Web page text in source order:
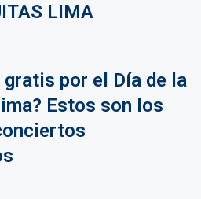
LIMA
gratis por el Día de la
Estos son los